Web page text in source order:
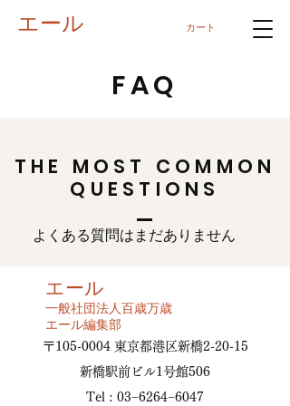
カート
エール
FAQ
THE MOST COMMON
QUESTIONS
よくある質問はまだありません
エール
​一般社団法人百歳万歳
​エール編集部
〒105-0004 東京都港区新橋2-20-15
新橋駅前ビル1号館506
Tel : 03−6264−6047